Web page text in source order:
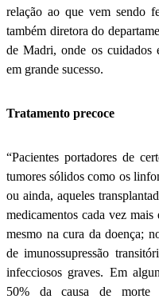
relação ao que vem sendo
também diretora do
de Madri, onde os cuidados
em grande sucesso.
Tratamento precoce
“Pacientes portadores de
tumores sólidos como os
ou ainda, aqueles
medicamentos cada vez
mesmo na cura da doença;
de imunossupressão
infecciosos graves. Em
50% da causa de morte